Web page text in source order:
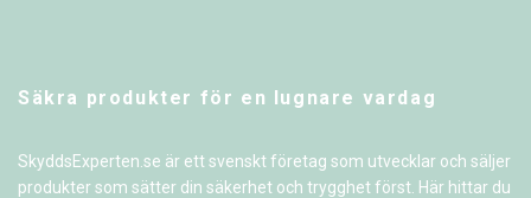
Säkra produkter för en lugnare vardag
SkyddsExperten.se är ett svenskt företag som utvecklar och säljer
produkter som sätter din säkerhet och trygghet först. Här hittar du